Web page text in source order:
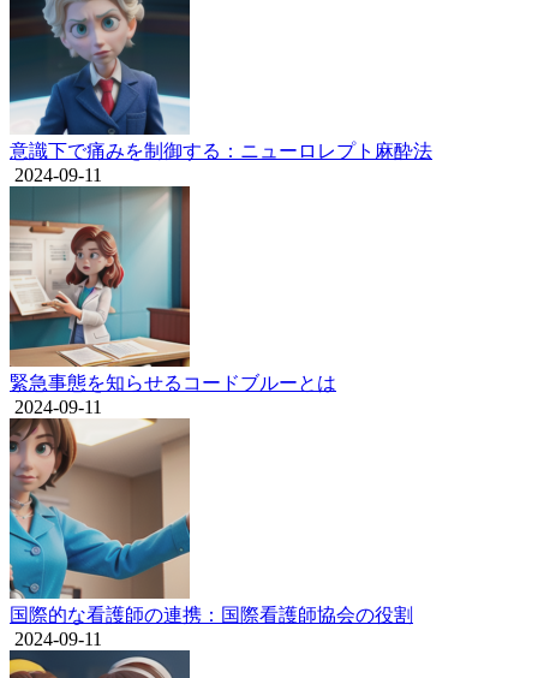
意識下で痛みを制御する：ニューロレプト麻酔法
2024-09-11
緊急事態を知らせるコードブルーとは
2024-09-11
国際的な看護師の連携：国際看護師協会の役割
2024-09-11